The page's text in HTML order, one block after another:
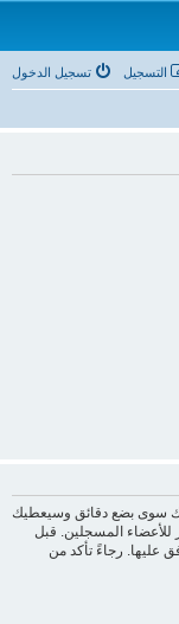
تسجيل الدخول التسجيل
سوى بضع دقائق وسيعطيك
للأعضاء المسجلين. قبل
عليها. رجاءً تأكد من